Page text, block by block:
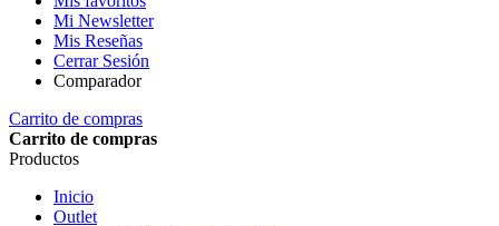
Mi Newsletter
Mis Reseñas
Cerrar Sesión
Comparador
Carrito de compras
Carrito de compras
Productos
Inicio
Outlet